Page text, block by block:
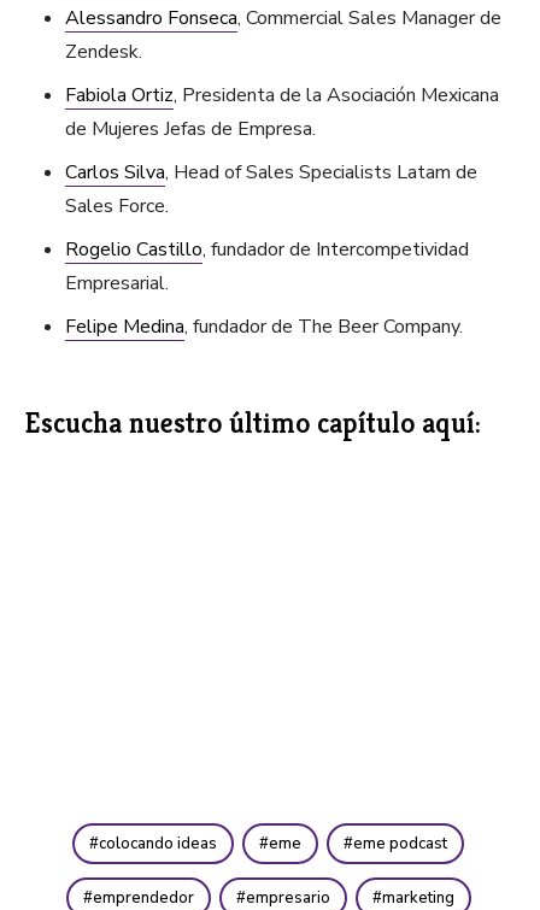
Alessandro Fonseca, Commercial Sales Manager de
Zendesk.
Fabiola Ortiz, Presidenta de la Asociación Mexicana
de Mujeres Jefas de Empresa.
Carlos Silva, Head of Sales Specialists Latam de
Sales Force.
Rogelio Castillo, fundador de Intercompetividad
Empresarial.
Felipe Medina, fundador de The Beer Company.
Escucha nuestro último capítulo aquí:
colocando ideas eme eme podcast
emprendedor empresario marketing